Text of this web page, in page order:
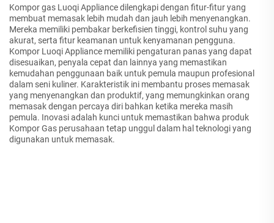
Kompor gas Luoqi Appliance dilengkapi dengan fitur-fitur yang
membuat memasak lebih mudah dan jauh lebih menyenangkan.
Mereka memiliki pembakar berkefisien tinggi, kontrol suhu yang
akurat, serta fitur keamanan untuk kenyamanan pengguna.
Kompor Luoqi Appliance memiliki pengaturan panas yang dapat
disesuaikan, penyala cepat dan lainnya yang memastikan
kemudahan penggunaan baik untuk pemula maupun profesional
dalam seni kuliner. Karakteristik ini membantu proses memasak
yang menyenangkan dan produktif, yang memungkinkan orang
memasak dengan percaya diri bahkan ketika mereka masih
pemula. Inovasi adalah kunci untuk memastikan bahwa produk
Kompor Gas perusahaan tetap unggul dalam hal teknologi yang
digunakan untuk memasak.